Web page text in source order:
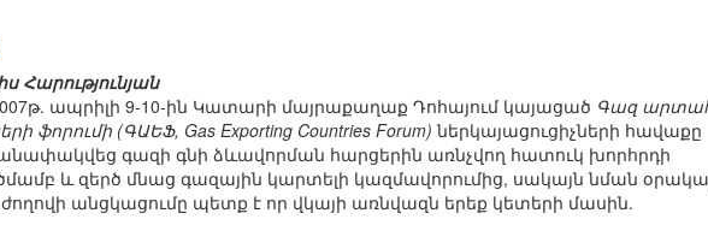
Հարությունյան
ապրիլի 9-10-ին Կատարի մայրաքաղաք Դոհայում կայացած Գազ
ֆորումի (ԳԱԵՖ, Gas Exporting Countries Forum) ներկայացուցիչների հավաքը
գազի գնի ձևավորման հարցերին առնչվող հատուկ խորհրդի
և զերծ մնաց գազային կարտելի կազմավորումից, սակայն նման
անցկացումը պետք է որ վկայի առնվազն երեք կետերի մասին.